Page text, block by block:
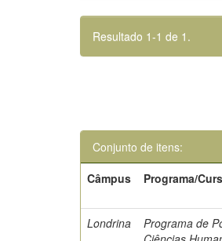
Resultado 1-1 de 1.
Conjunto de itens:
Câmpus
Programa/
Londrina
Programa de